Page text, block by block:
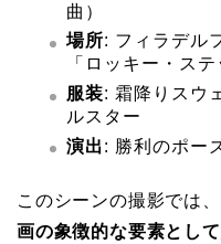
曲）
場所: フィラデル
「ロッキー・ステ
服装: 霜降りスウ
ルスター
演出: 勝利のポー
このシーンの撮影では、
画の象徴的な要素とし